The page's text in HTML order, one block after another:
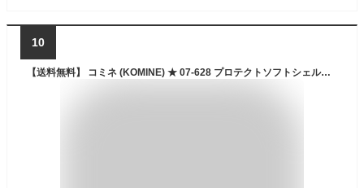
10
【送料無料】 コミネ (KOMINE) ★ 07-628 プロテクトソフトシェルサーマルジャケット トゥオーノ ウインタージャケット 防風 冬用 JK-628